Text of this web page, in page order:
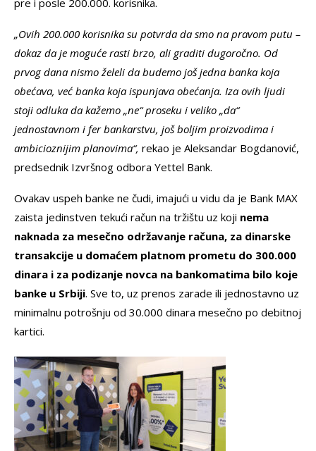
pre i posle 200.000. korisnika.
„Ovih 200.000 korisnika su potvrda da smo na pravom putu –
dokaz da je moguće rasti brzo, ali graditi dugoročno. Od
prvog dana nismo želeli da budemo još jedna banka koja
obećava, već banka koja ispunjava obećanja. Iza ovih ljudi
stoji odluka da kažemo „ne“ proseku i veliko „da“
jednostavnom i fer bankarstvu, još boljim proizvodima i
ambicioznijim planovima“, rekao je Aleksandar Bogdanović,
predsednik Izvršnog odbora Yettel Bank.
Ovakav uspeh banke ne čudi, imajući u vidu da je Bank MAX
zaista jedinstven tekući račun na tržištu uz koji nema
naknada za mesečno održavanje računa, za dinarske
transakcije u domaćem platnom prometu do 300.000
dinara i za podizanje novca na bankomatima bilo koje
banke u Srbiji. Sve to, uz prenos zarade ili jednostavno uz
minimalnu potrošnju od 30.000 dinara mesečno po debitnoj
kartici.